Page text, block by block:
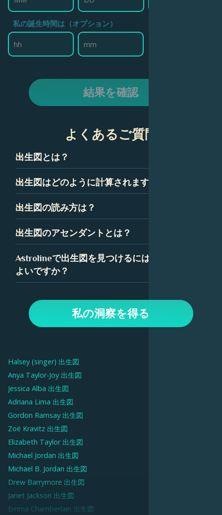
私の誕生時間は（オプション）
結果を確認
よくあるご質問
出生図とは？
出生図は、ネイタルチャートとも呼ばれ、技術的には、あ
なたが生まれた瞬間の空のスナップショットです。星座、
これらの記号の組み合わせは、あなたの性格と人生の道に
ついて多くを語っています。
出生図はどのように計算されますか？
出生図は、あなたが生まれた正確な時間、日付、場所に基
づいて計算されます。出生図の精度を確保するために、時
出生図の読み方は？
出生図を読むことは最初は気が遠くなるように思えるかも
しれませんが、いくつかの簡単な要素に分解できます。惑
っており、Astrolineでは、各要素の詳細な解釈を見つける
ことができます。
出生図のアセンダントとは？
アセンダント、つまり上昇宮は、あなたが生まれたときに
東の地平線上に昇っていた星座です。あなたの出生図で
は、アセンダントはあなたの人生に対する態度と、あなた
Astrolineで出生図を見つけるにはどうすれば
よいですか？
成します。次に、「出生図」タブに移動して、チャートと
解釈を表示します。上部のオプションを使用して、惑星、
ハウス、毎日の通過など、チャートのさまざまな側面を調
私の洞察を得る
Halsey (singer) 出生図
Anya Taylor-Joy 出生図
Jessica Alba 出生図
Adriana Lima 出生図
Gordon Ramsay 出生図
Zoë Kravitz 出生図
Elizabeth Taylor 出生図
Michael Jordan 出生図
Michael B. Jordan 出生図
Drew Barrymore 出生図
Janet Jackson 出生図
Emma Chamberlain 出生図